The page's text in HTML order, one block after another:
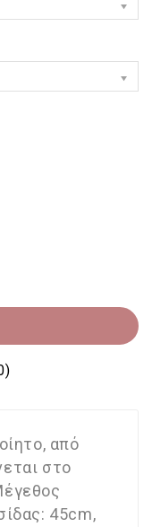
από
στο
45cm,